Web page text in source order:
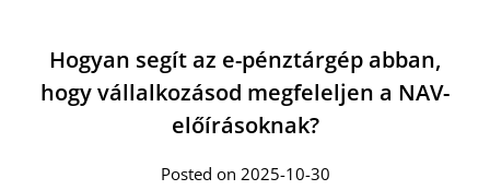
Hogyan segít az e-pénztárgép abban,
hogy vállalkozásod megfeleljen a NAV-
előírásoknak?
Posted on 2025-10-30